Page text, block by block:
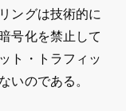
ングは技術的に
号化を禁止して
ト・トラフィッ
いのである。